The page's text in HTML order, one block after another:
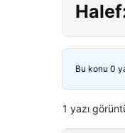
Bu konu 0
1 yazı